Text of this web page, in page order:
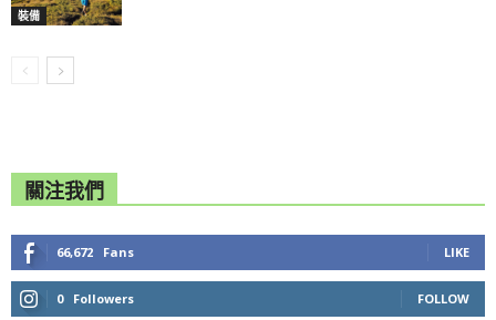
裝備
關注我們
66,672 Fans LIKE
0 Followers FOLLOW